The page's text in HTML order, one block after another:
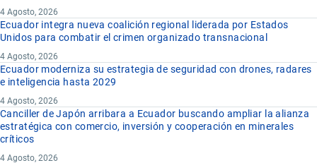
4 Agosto, 2026
Ecuador integra nueva coalición regional liderada por Estados
Unidos para combatir el crimen organizado transnacional
4 Agosto, 2026
Ecuador moderniza su estrategia de seguridad con drones, radares
e inteligencia hasta 2029
4 Agosto, 2026
Canciller de Japón arribara a Ecuador buscando ampliar la alianza
estratégica con comercio, inversión y cooperación en minerales
críticos
4 Agosto, 2026